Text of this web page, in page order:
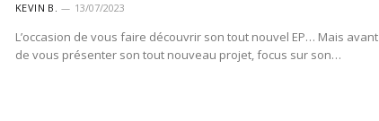
KEVIN B. 13/07/2023
L’occasion de vous faire découvrir son tout nouvel EP… Mais avant
de vous présenter son tout nouveau projet, focus sur son…